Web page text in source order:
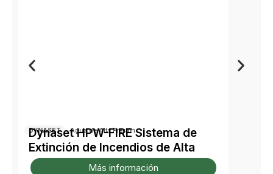
DYNASET Agua de Alta Presión
Dynaset HPW-FIRE Sistema de
Extinción de Incendios de Alta
Presión
Más información